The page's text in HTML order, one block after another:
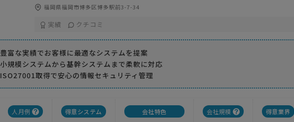
福岡県福岡市博多区博多駅前3-7-34
実績 クチコミ
豊富な実績でお客様に最適なシステムを提案
小規模システムから基幹システムまで柔軟に対応
ISO27001取得で安心の情報セキュリティ管理
人月例
得意システム
会社特色
会社規模
得意業界